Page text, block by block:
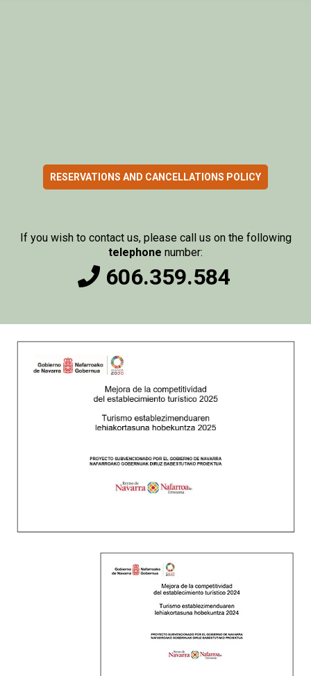
RESERVATIONS AND CANCELLATIONS POLICY
If you wish to contact us, please call us on the following
telephone number:
606.359.584